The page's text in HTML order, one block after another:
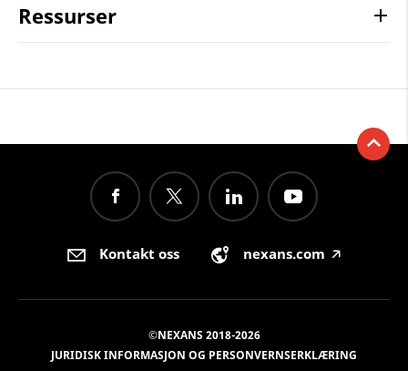
Ressurser
Kontakt oss nexans.com 🡥
©NEXANS 2018-2026
JURIDISK INFORMASJON OG PERSONVERNSERKLÆRING